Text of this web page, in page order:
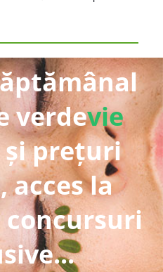
verdevie
prețuri
acces la